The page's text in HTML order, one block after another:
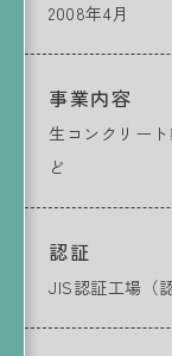
2008年4月
事業内容
生コンクリー
ど
認証
JIS認証工場（